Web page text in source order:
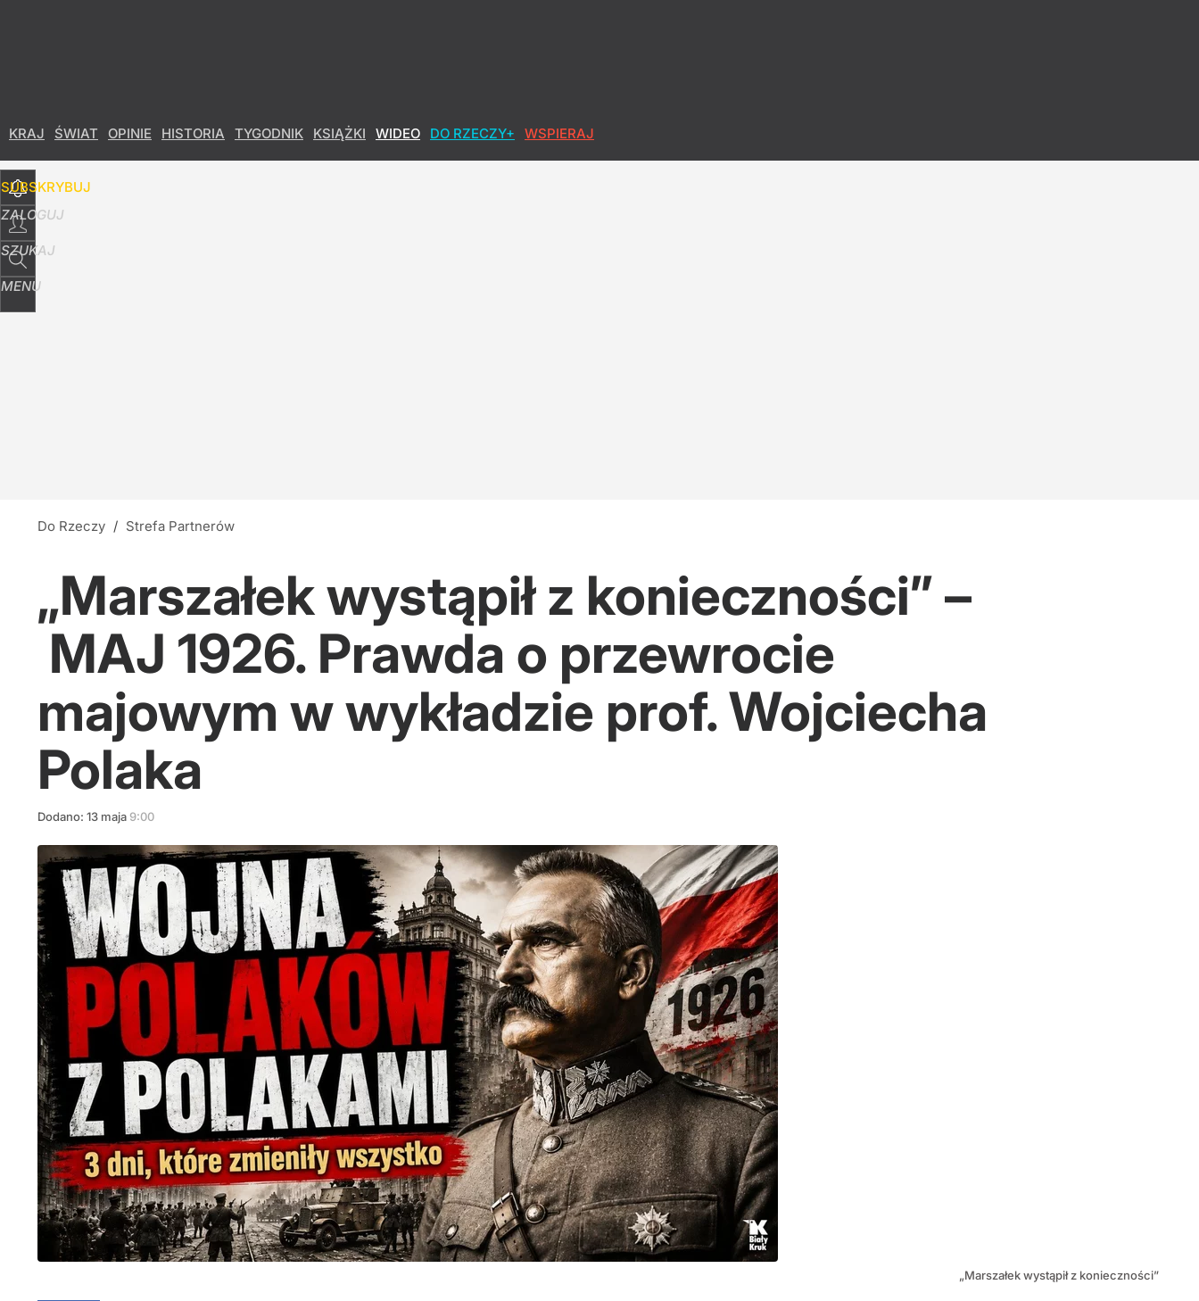
KRAJ ŚWIAT OPINIE HISTORIA TYGODNIK KSIĄŻKI WIDEO DO RZECZY+ WSPIERAJ
SUBSKRYBUJ
ZALOGUJ
SZUKAJ
MENU
Do Rzeczy / Strefa Partnerów
„Marszałek wystąpił z konieczności” –
MAJ 1926. Prawda o przewrocie
majowym w wykładzie prof. Wojciecha
Polaka
Dodano: 13 maja 9:00
„Marszałek wystąpił z konieczności”